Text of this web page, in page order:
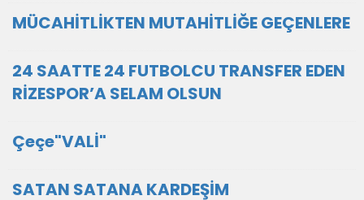
MÜCAHİTLİKTEN MUTAHİTLİĞE GEÇENLERE
24 SAATTE 24 FUTBOLCU TRANSFER EDEN
RİZESPOR’A SELAM OLSUN
Çeçe"VALİ"
SATAN SATANA KARDEŞİM